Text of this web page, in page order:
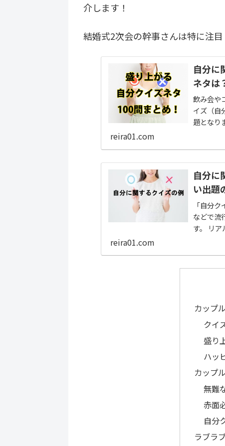
介します！
結婚式2次会の幹事さんは特に注目
自分に
ネタは
飲み会や
イズ（自
題となり
介した
reira01.com
自分に
い出題
「自分
などで流
す。 リ
必要な
かのき
ついてお
reira01.com
カップ
クイ
盛り
ハッ
カップ
無難
赤面
自分
ラブラ